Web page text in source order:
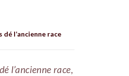
dé l’ancienne race
l’ancienne race,